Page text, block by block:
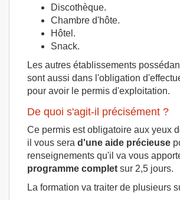
Discothèque.
Chambre d'hôte.
Hôtel.
Snack.
Les autres établissements
sont aussi dans l'obligation
pour avoir le permis d'exploitation.
De quoi s'agit-il précisément ?
Ce permis est obligatoire aux yeux
il vous sera d'une aide précieuse
renseignements qu'il va vous
programme complet sur 2,5 jours.
La formation va traiter de plusieurs